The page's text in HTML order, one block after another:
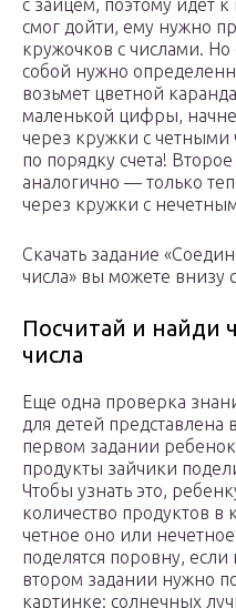
с зайцем, поэтому идет
смог дойти, ему нужно
кружочков с числами. Но
собой нужно
возьмет цветной
маленькой цифры,
через кружки с
по порядку счета!
аналогично — только
через кружки с
Скачать задание
числа» вы можете внизу
Посчитай и найди
числа
Еще одна проверка
для детей
первом задании
продукты зайчики
Чтобы узнать это,
количество продуктов в
четное оно или
поделятся поровну,
втором задании нужно
картинке: солнечных